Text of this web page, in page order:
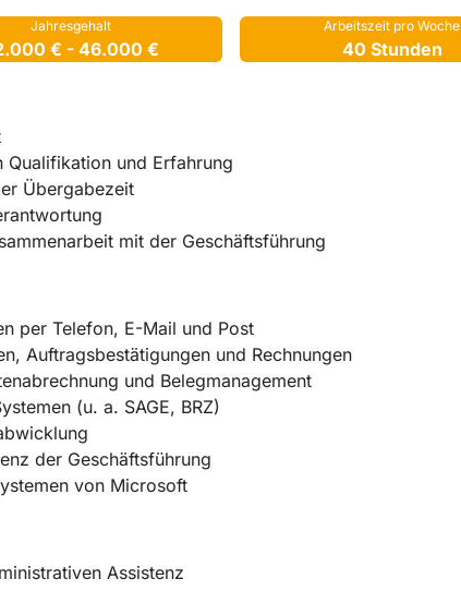
Jahresgehalt
€ - 46.000 €
Arbeitszeit pro Woche
40 Stunden
und Erfahrung
Übergabezeit
mit der Geschäftsführung
per Telefon, E-Mail und Post
Auftragsbestätigungen und Rechnungen
und Belegmanagement
(u. a. SAGE, BRZ)
der Geschäftsführung
von Microsoft
Assistenz